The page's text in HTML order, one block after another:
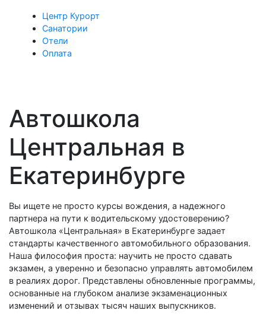
Центр Курорт
Санатории
Отели
Оплата
Автошкола
Центральная в
Екатеринбурге
Вы ищете не просто курсы вождения, а надежного
партнера на пути к водительскому удостоверению?
Автошкола «Центральная» в Екатеринбурге задает
стандарты качественного автомобильного образования.
Наша философия проста: научить не просто сдавать
экзамен, а уверенно и безопасно управлять автомобилем
в реалиях дорог. Представлены обновленные программы,
основанные на глубоком анализе экзаменационных
изменений и отзывах тысяч наших выпускников.